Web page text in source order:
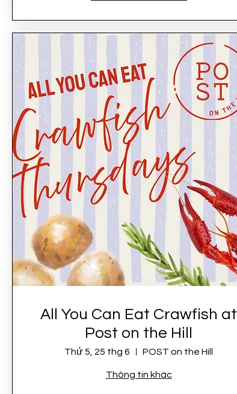
All You Can Eat Crawfish at
Post on the Hill
Thứ 5, 25 thg 6 POST on the Hill
Thông tin khác